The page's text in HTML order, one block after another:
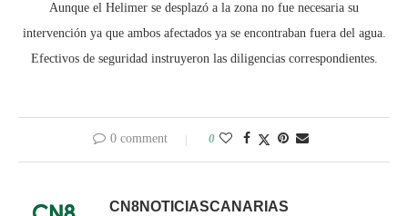
Aunque el Helimer se desplazó a la zona no fue necesaria su
intervención ya que ambos afectados ya se encontraban fuera del agua.
Efectivos de seguridad instruyeron las diligencias correspondientes.
0 comment 0
CN8NOTICIASCANARIAS